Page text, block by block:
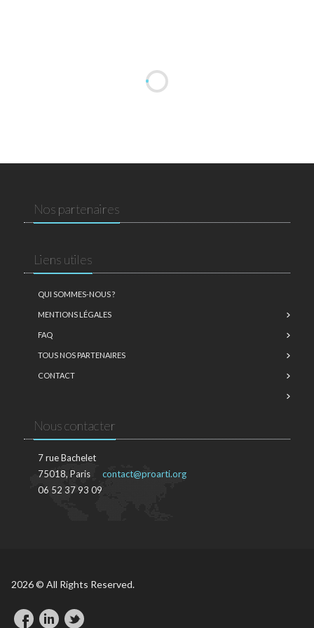
Nos partenaires
Liens utiles
QUI SOMMES-NOUS ?
MENTIONS LÉGALES
FAQ
TOUS NOS PARTENAIRES
CONTACT
Nous contacter
7 rue Bachelet
75018, Paris
06 52 37 93 09
contact@proarti.org
2026 © All Rights Reserved.